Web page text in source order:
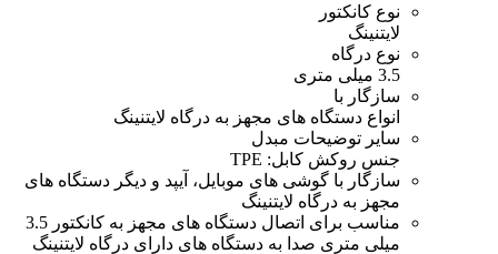
نوع کانکتور
لایتنینگ
نوع درگاه
3.5 میلی متری
سازگار با
انواع دستگاه های مجهز به درگاه لایتنینگ
سایر توضیحات مبدل
جنس روکش کابل: TPE
سازگار با گوشی های موبایل، آیپد و دیگر دستگاه های
مجهز به درگاه لایتنینگ
مناسب برای اتصال دستگاه های مجهز به کانکتور 3.5
میلی متری صدا به دستگاه های دارای درگاه لایتنینگ